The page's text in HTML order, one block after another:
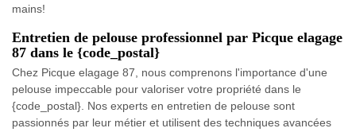
mains!
Entretien de pelouse professionnel par Picque elagage
87 dans le {code_postal}
Chez Picque elagage 87, nous comprenons l'importance d'une
pelouse impeccable pour valoriser votre propriété dans le
{code_postal}. Nos experts en entretien de pelouse sont
passionnés par leur métier et utilisent des techniques avancées